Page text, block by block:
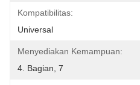
Kompatibilitas:
Universal
Menyediakan Kemampuan:
4. Bagian, 7